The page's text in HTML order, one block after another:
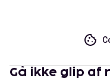
Gå ikke glip af